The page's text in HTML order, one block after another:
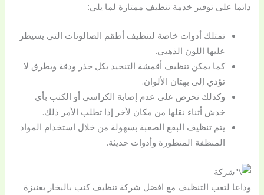
دائما على توفير خدمة تنظيف ممتازة لما يلي:
تمتلك أدوات خاصة لتنظيف أطقم الصالونات التي يسيطر
عليها اللون الذهبي.
كما يمكن تنظيف أقمشة التنجيد بكل حذر ودقة وبطرق لا
تؤدي إلى بهتان الألوان.
وكذلك نحرص على عدم إصابة الكراسي أو الكنب بأي
خدش أثناء نقلها من مكان لأخر إذا تطلب الأمر ذلك.
يتم تنظيف البقع الصعبة بسهولة من خلال استخدام المواد
المنظفة المتطورة وأدوات حديثة.
وداعا لتعب التنظيف مع افضل شركة تنظيف كنب بالبخار بعنيزة